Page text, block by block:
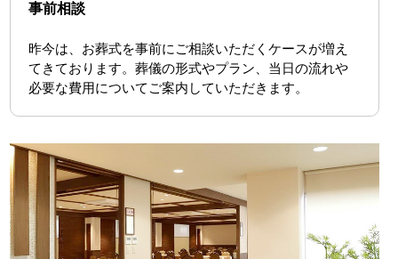
事前相談
昨今は、お葬式を事前にご相談いただくケースが増え
てきております。葬儀の形式やプラン、当日の流れや
必要な費用についてご案内していただきます。